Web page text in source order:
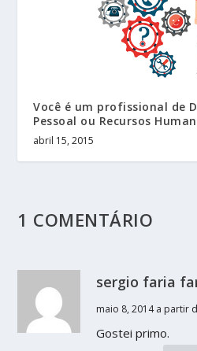
Você é um profissional de
Pessoal ou Recursos
abril 15, 2015
1 COMENTÁRIO
sergio faria
maio 8, 2014 a partir
Gostei primo.